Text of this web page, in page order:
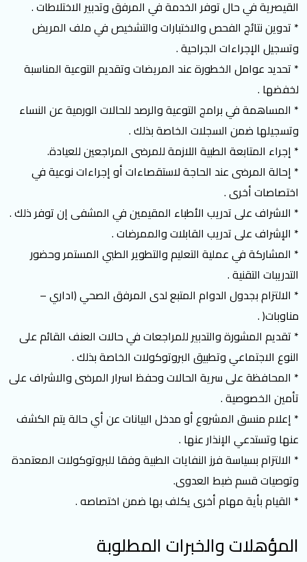
القيصرية في حال توفر الخدمة في المرفق وتدبير الاختلاطات .
* تدوين نتائج الفحص والاختبارات والتشخيص في ملف المريض
وتسجيل الإجراءات الجراحية .
* تحديد عوامل الخطورة عند المريضات وتقديم التوعية المناسبة
لخفضها .
* المساهمة في برامج التوعية والرصد للحالات الورمية عن النساء
وتسجيلها ضمن السجلات الخاصة بذلك .
* إجراء المتابعة الطبية اللازمة للمرضى المراجعين للعيادة.
* إحالة المرضى عند الحاجة لاستقصاءات أو إجراءات نوعية في
اختصاصات أخرى .
* الاشراف على تدريب الأطباء المقيمين في المشفى إن توفر ذلك .
* الإشراف على تدريب القابلات والممرضات .
* المشاركة في عملية التعليم والتطوير الطبي المستمر وحضور
التدريبات التقنية .
* الالتزام بجدول الدوام المتبع لدى المرفق الصحي (اداري –
مناوبات( .
* تقديم المشورة والتدبير للمراجعات في حالات العنف القائم على
النوع الاجتماعي وتطبيق البروتوكولات الخاصة بذلك .
* المحافظة على سرية الحالات وحفظ اسرار المرضى والاشراف على
تأمين الخصوصية .
* إعلام منسق المشروع أو مدخل البيانات عن أي حالة يتم الكشف
عنها وتستدعي الإنذار عنها .
* الالتزام بسياسة فرز النفايات الطبية وفقا للبروتوكولات المعتمدة
وتوصيات قسم ضبط العدوى.
* القيام بأية مهام أخرى يكلف بها ضمن اختصاصه .
المؤهلات والخبرات المطلوبة